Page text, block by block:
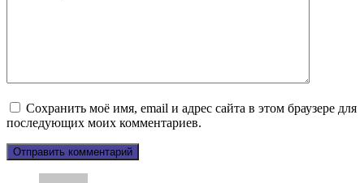
Сохранить моё имя, email и адрес сайта в этом браузере для
последующих моих комментариев.